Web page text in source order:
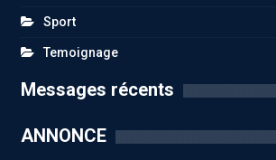
Sport
Temoignage
Messages récents
ANNONCE